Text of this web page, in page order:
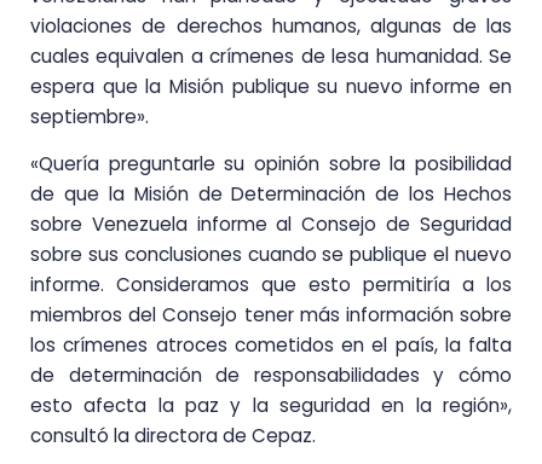
violaciones de derechos humanos, algunas de las
cuales equivalen a crímenes de lesa humanidad. Se
espera que la Misión publique su nuevo informe en
septiembre».
«Quería preguntarle su opinión sobre la posibilidad
de que la Misión de Determinación de los Hechos
sobre Venezuela informe al Consejo de Seguridad
sobre sus conclusiones cuando se publique el nuevo
informe. Consideramos que esto permitiría a los
miembros del Consejo tener más información sobre
los crímenes atroces cometidos en el país, la falta
de determinación de responsabilidades y cómo
esto afecta la paz y la seguridad en la región»,
consultó la directora de Cepaz.